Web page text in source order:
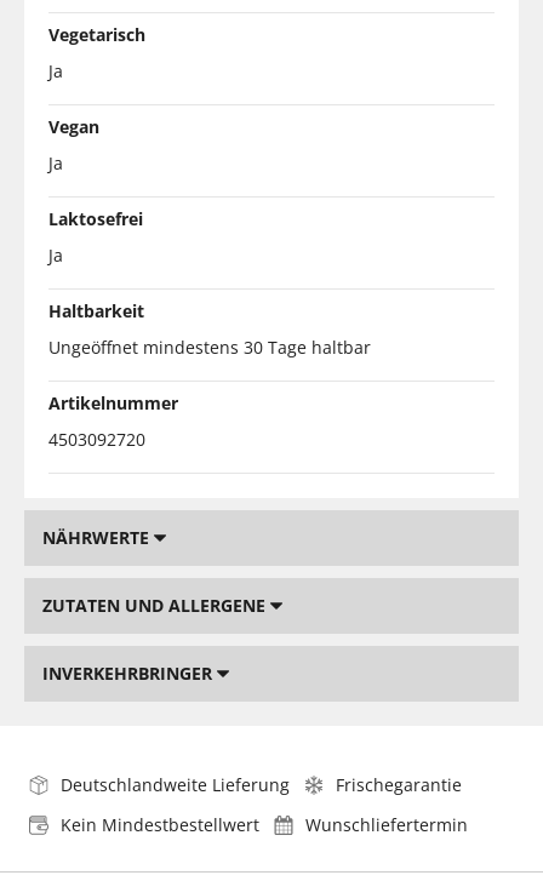
Vegetarisch
Ja
Vegan
Ja
Laktosefrei
Ja
Haltbarkeit
Ungeöffnet mindestens 30 Tage haltbar
Artikelnummer
4503092720
NÄHRWERTE
ZUTATEN UND ALLERGENE
INVERKEHRBRINGER
Deutschlandweite Lieferung
Frischegarantie
Kein Mindestbestellwert
Wunschliefertermin